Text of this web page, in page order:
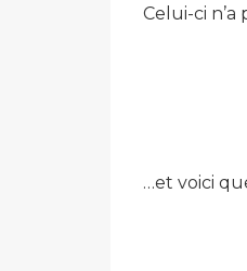
Celui-ci
…et voici